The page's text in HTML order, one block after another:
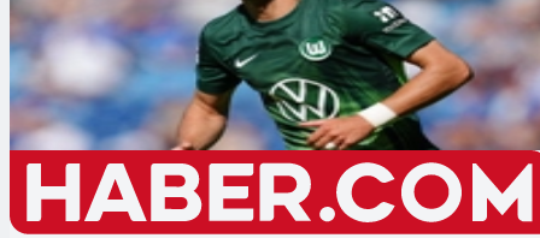
Beşiktaş, Vaclav Cerny'i Resmen Açıkladı